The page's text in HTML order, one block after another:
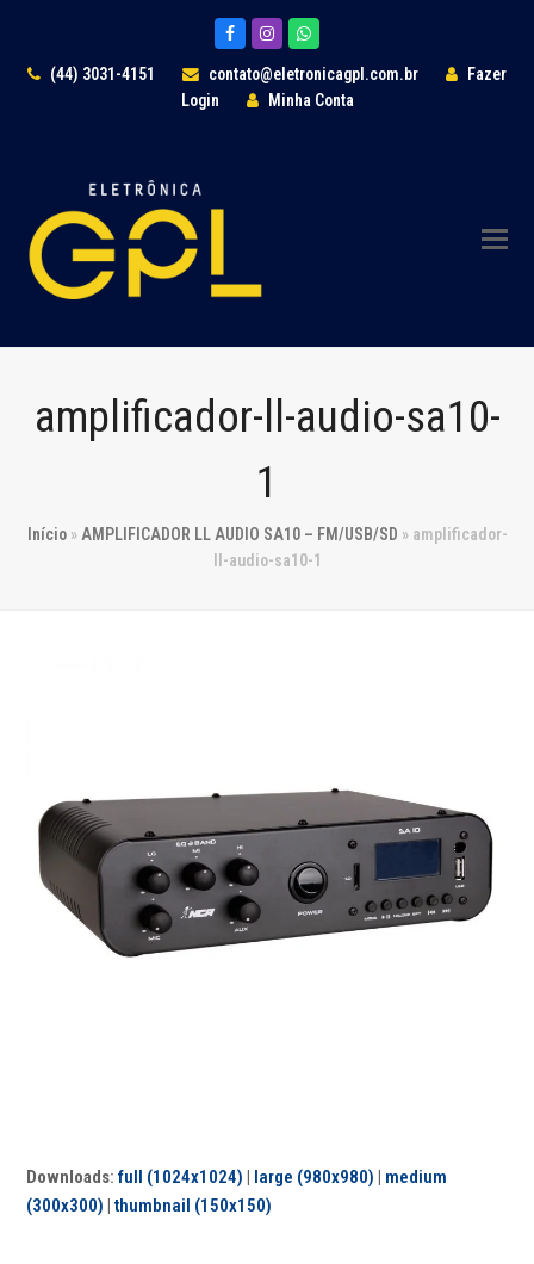
FacebookInstagramWhatsapp
(44) 3031-4151 contato@eletronicagpl.com.br
Fazer
Login
Minha Conta
amplificador-ll-audio-sa10-
1
Início» AMPLIFICADOR LL AUDIO SA10 – FM/USB/SD » amplificador-
ll-audio-sa10-1
Downloads:full (1024x1024) | large (980x980) | medium
(300x300) |thumbnail (150x150)